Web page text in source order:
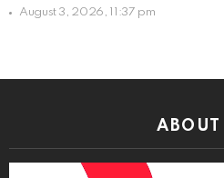
August 3, 2026, 11:37 pm
ABOUT